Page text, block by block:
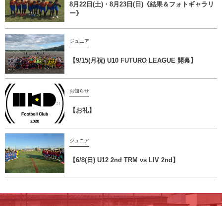
8月22日(土)・8月23日(日)《結果＆フォトギャラリ
ー》
ジュニア
【9/15(月祝) U10 FUTURO LEAGUE 開幕】
お知らせ
【お礼】
ジュニア
【6/8(日) U12 2nd TRM vs LIV 2nd】